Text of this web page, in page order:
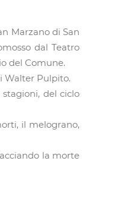
Marzano di San
dal Teatro
del Comune.
Walter Pulpito.
del ciclo
il melograno,
la morte